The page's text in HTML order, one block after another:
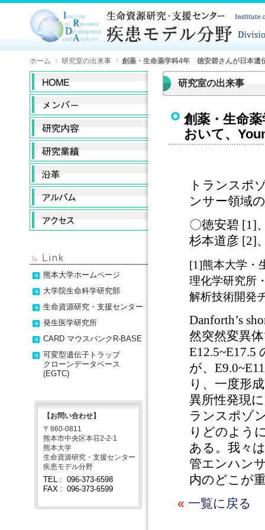
ホーム 研究室の出来事 創薬・生命薬学科4年 徳安碧さんが日本遺
熊本大学ホームページ
大学院生命科学研究部
生命資源研究・支援センター
発生医学研究所
CARD マウスバンクR-BASE
可変型遺伝子トラップ
クローンデータベース
(EGTC)
【お問い合わせ】
〒860-0811
熊本市中央区本荘2-2-1
熊本大学
生命資源研究・支援センター
疾患モデル分野
TEL : 096-373-6598
FAX : 096-373-6599
研究室の出来事
創薬・生命
おいて、
トランスポ
ンサー領域
〇徳安碧 [1]
杉本道彦 [2]
[1]熊本大学・
理化学研究所
解析技術開発
Danforth’s
然突然変異
E12.5~E17.5
が、
り、一度形
異所性発現
ランスポゾ
りどのよう
ある。我々
管エンハン
内のどこが
« 一覧に戻る